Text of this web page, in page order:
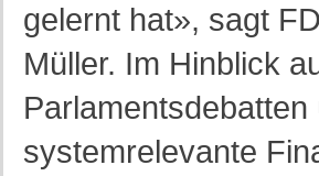
gelernt hat», sagt
Müller. Im Hinblick
systemrelevante